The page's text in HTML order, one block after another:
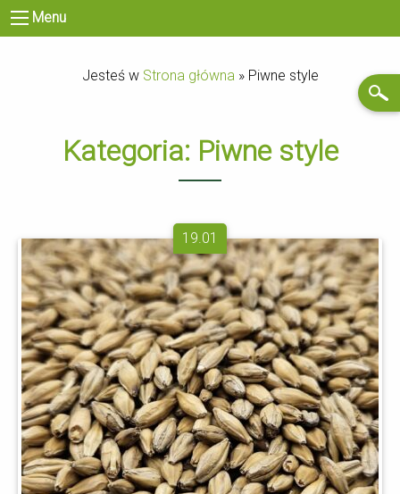
Menu
Jesteś w Strona główna» Piwne style
Kategoria: Piwne style
19.01